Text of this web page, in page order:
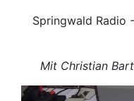
Springwald Radio
Mit Christian